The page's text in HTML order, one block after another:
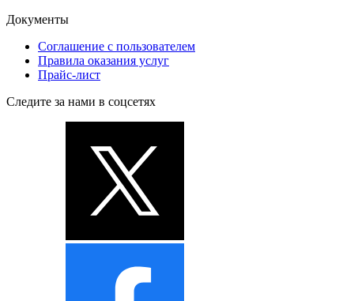
Документы
Соглашение с пользователем
Правила оказания услуг
Прайс-лист
Следите за нами в соцсетях